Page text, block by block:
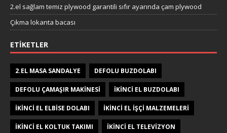
2.el sağlam temiz plywood garantili sıfır ayarında çam plywood
Çıkma lokanta bacası
ETIKETLER
2.EL MASA SANDALYE DEFOLU BUZDOLABI
DEFOLU ÇAMAŞIR MAKINESI IKINCI EL BUZDOLABI
IKINCI EL ELBISE DOLABI IKINCI EL IŞÇI MALZEMELERI
IKINCI EL KOLTUK TAKIMI IKINCI EL TELEVIZYON